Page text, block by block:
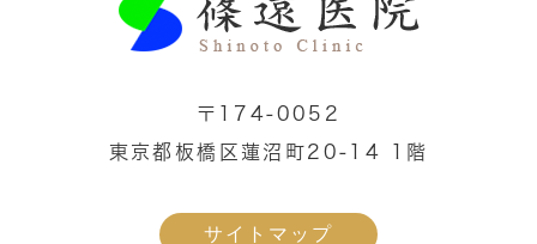
〒174-0052
東京都板橋区蓮沼町20-14 1階
サイトマップ